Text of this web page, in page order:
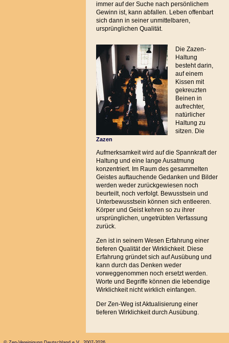
immer auf der Suche nach persönlichem
Gewinn ist, kann abfallen. Leben offenbart
sich dann in seiner unmittelbaren,
ursprünglichen Qualität.
Zazen
Die Zazen-
Haltung
besteht darin,
auf einem
Kissen mit
gekreuzten
Beinen in
aufrechter,
natürlicher
Haltung zu
sitzen. Die
Aufmerksamkeit wird auf die Spannkraft der
Haltung und eine lange Ausatmung
konzentriert. Im Raum des gesammelten
Geistes auftauchende Gedanken und Bilder
werden weder zurückgewiesen noch
beurteilt, noch verfolgt. Bewusstsein und
Unterbewusstsein können sich entleeren.
Körper und Geist kehren so zu ihrer
ursprünglichen, ungetrübten Verfassung
zurück.
Zen ist in seinem Wesen Erfahrung einer
tieferen Qualität der Wirklichkeit. Diese
Erfahrung gründet sich auf Ausübung und
kann durch das Denken weder
vorweggenommen noch ersetzt werden.
Worte und Begriffe können die lebendige
Wirklichkeit nicht wirklich einfangen.
Der Zen-Weg ist Aktualisierung einer
tieferen Wirklichkeit durch Ausübung.